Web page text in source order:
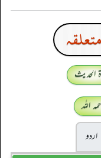
الحدیث
اللہ
اردو